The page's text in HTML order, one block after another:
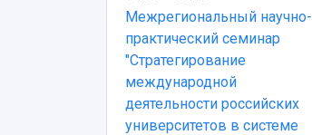
Межрегиональный научно-
практический семинар
"Стратегирование
международной
деятельности российских
университетов в системе